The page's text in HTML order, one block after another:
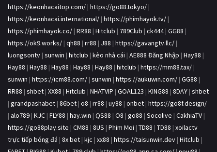
https://keonhacaitop.com/ | https://go88.tokyo/ |
https://keonhacai.international/ | https://phimhayok.tv/ |
https://phimhayok.co/ | RR88 | Hitclub | 789Club | ck444| GG88 |
https://ok9.works/ | qh88 | rr88 | J88 | https://gavangtv.llc/ |
luongsontv | sunwin | hitclub | kèo nhà cái | AE888 Đăng Nhập | Hay88 |
Hay88 | Hay88 | Hay88 | Hay88 | Hay88 | hitclub | https://mm88.tax/ |
sunwin | https://icm88.com/ | sunwin | https://aukuwin.com/ | GG88 |
RR88 | shbet | XX88 | Hitclub | NHATVIP | GOAL123 | KING88 | 8DAY | shbet
| grandpashabet | 86bet | o8 | rr88 | uy88 | onbet | https://go8f.design/
| alo789 | KJC | FLY88 | hay.win | QS88 | O8 | go88 | Socolive | CakhiaTV |
https://go88play.site | CM88 | 8US | Phim Moi | TD88 | TD88 | xoilactv
trực tiếp bóng đá | 8x bet | kjc | xx88 | https://taisunwin.dev | Hitclub |